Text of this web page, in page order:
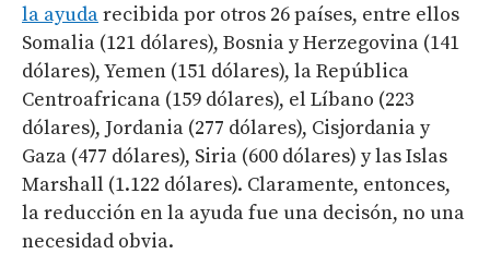
la ayudarecibida por otros 26 países, entre ellos
Somalia (121 dólares), Bosnia y Herzegovina (141
dólares), Yemen (151 dólares), la República
Centroafricana (159 dólares), el Líbano (223
dólares), Jordania (277 dólares), Cisjordania y
Gaza (477 dólares), Siria (600 dólares) y las Islas
Marshall (1.122 dólares). Claramente, entonces,
la reducción en la ayuda fue una decisón, no una
necesidad obvia.